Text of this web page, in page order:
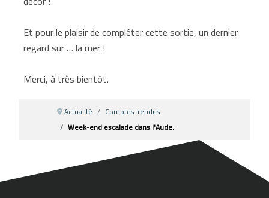
Et pour le plaisir de compléter cette sortie, un dernier
regard sur … la mer !
Merci, à très bientôt.
Actualité
Comptes-rendus
Week-end escalade dans l'Aude.